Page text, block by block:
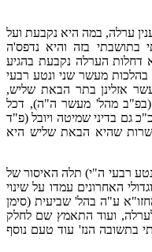
ערלה, במה היא נקבעת ועל
בתושבתי בזה והיא נדפס'ה
5 שהעיקר לדינא דחלות הערלה נקבעת בהגיע
מעשר שני ונטע רבעי
אזלינן בתר הבאת שליש,
מהל' מעשר ה"ה), דכל
גם בדיני שמיטה ויובל (פ"ד
שהיא הבאת שליש היא
רבעי ה"י) תלה האיסור של
האחרונים עמדו על שינוי
ע"ה בהל' שביעית (סימן
ועוד התאמץ שם לחלק
בתשובה הנז' עוד טעם נוסף